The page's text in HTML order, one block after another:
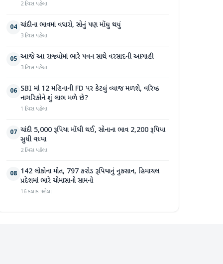
2 દિવસ પહેલા
04 ચાંદીના ભાવમાં વધારો, સોનું પણ મોંઘુ થયું
3 દિવસ પહેલા
05 આજે આ રાજ્યોમાં ભારે પવન સાથે વરસાદની આગાહી
3 દિવસ પહેલા
06 SBI માં 12 મહિનાની FD પર કેટલું વ્યાજ મળશે, વરિષ્ઠ
નાગરિકોને શું લાભ મળે છે?
1 દિવસ પહેલા
07 ચાંદી 5,000 રૂપિયા મોંઘી થઈ, સોનાના ભાવ 2,200 રૂપિયા
સુધી વધ્યા
2 દિવસ પહેલા
08 142 લોકોના મોત, 797 કરોડ રૂપિયાનું નુકસાન, હિમાચલ
પ્રદેશમાં ભારે ચોમાસાનો સામનો
16 કલાક પહેલા